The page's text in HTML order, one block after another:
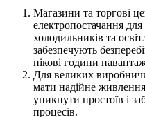
Магазини та торгові
електропостачання
холодильників та
забезпечують
пікові години
Для великих
мати надійне
уникнути простоїв і
процесів.